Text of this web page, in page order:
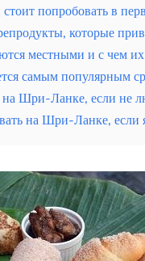
попробовать в
которые
местными и с чем
самым популярным
Шри-Ланке, если не
на Шри-Ланке, если